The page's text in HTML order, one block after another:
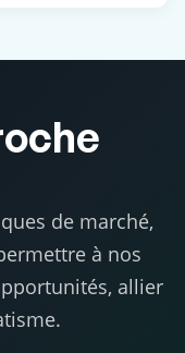
de marché,
à nos
allier